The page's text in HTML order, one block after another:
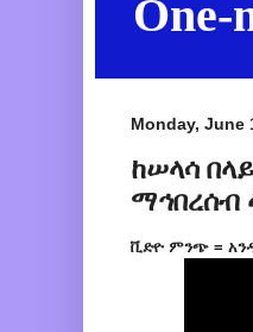
One-
Monday, June
ከሠላሳ
ማኅበረሰብ
ቪድዮ ምንጭ =